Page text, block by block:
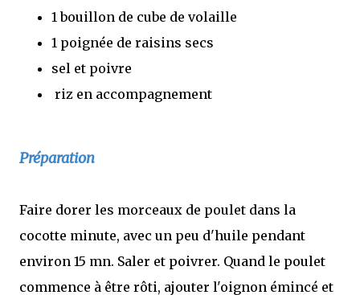
1 bouillon de cube de volaille
1 poignée de raisins secs
sel et poivre
riz en accompagnement
Préparation
Faire dorer les morceaux de poulet dans la
cocotte minute, avec un peu d'huile pendant
environ 15 mn. Saler et poivrer. Quand le poulet
commence à être rôti, ajouter l'oignon émincé et